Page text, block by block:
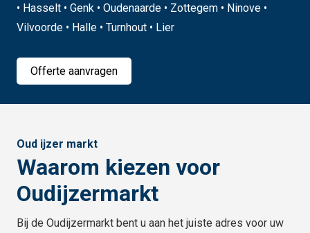
• Hasselt • Genk • Oudenaarde • Zottegem • Ninove •
Vilvoorde • Halle • Turnhout • Lier
Offerte aanvragen
Oud ijzer markt
Waarom kiezen voor
Oudijzermarkt
Bij de Oudijzermarkt bent u aan het juiste adres voor uw